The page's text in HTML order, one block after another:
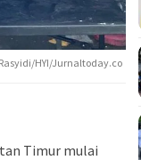
HYI/Jurnaltoday.co
Timur mulai